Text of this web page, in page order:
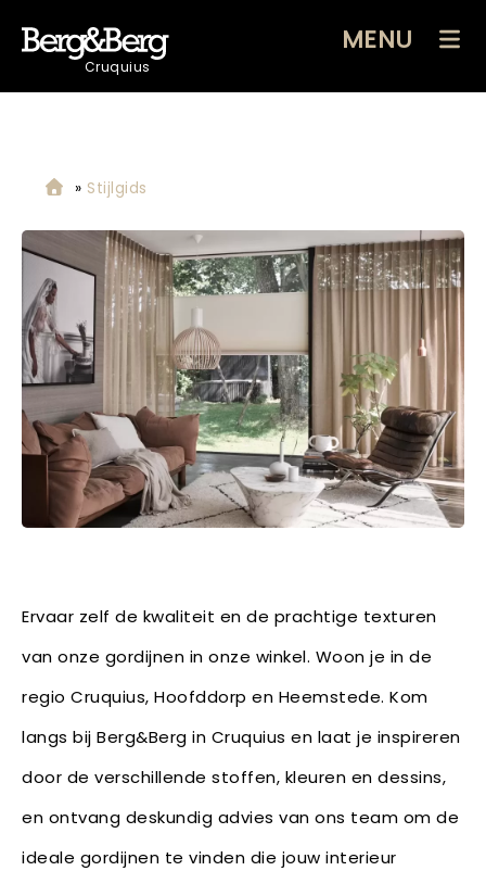
Cruquius
MENU
» Stijlgids
Ervaar zelf de kwaliteit en de prachtige texturen
van onze gordijnen in onze winkel. Woon je in de
regio Cruquius, Hoofddorp en Heemstede. Kom
langs bij Berg&Berg in Cruquius en laat je inspireren
door de verschillende stoffen, kleuren en dessins,
en ontvang deskundig advies van ons team om de
ideale gordijnen te vinden die jouw interieur